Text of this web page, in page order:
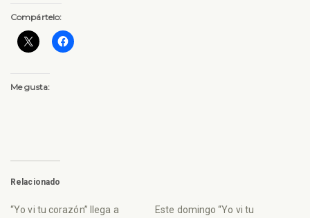
Compártelo:
Me gusta:
Relacionado
“Yo vi tu corazón” llega a
Este domingo “Yo vi tu